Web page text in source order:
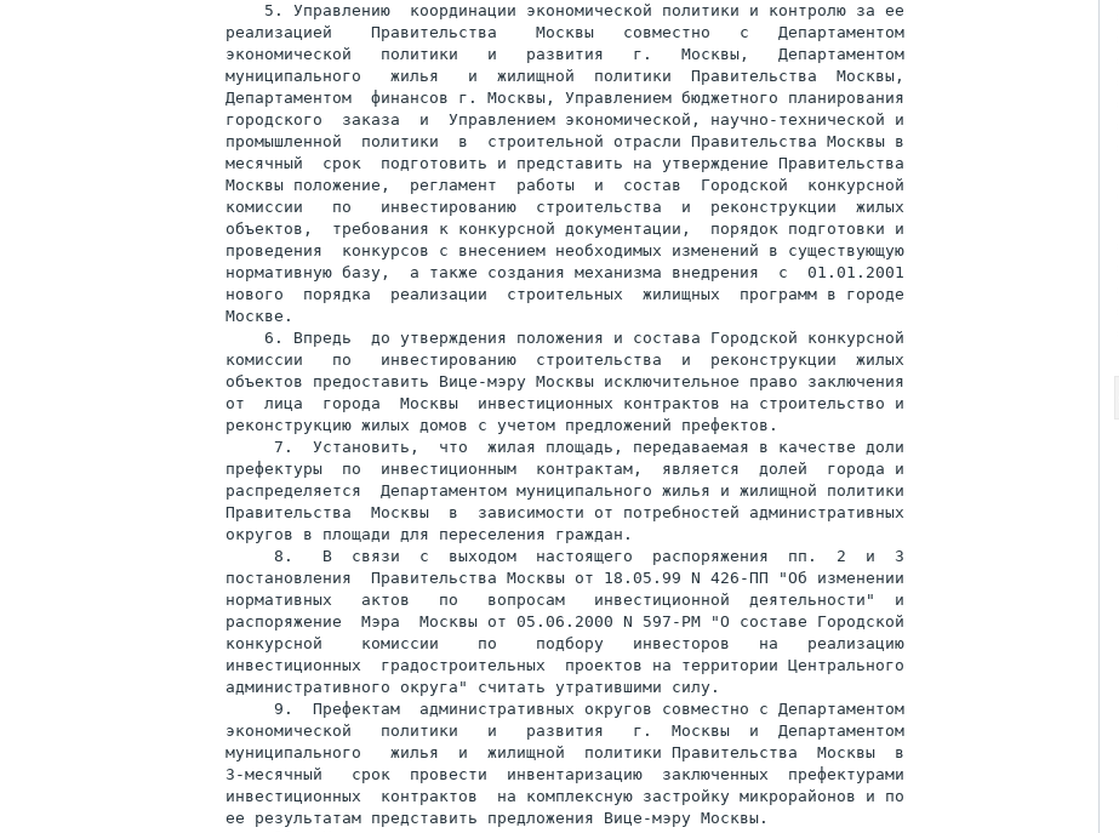
    5. Управлению  координации экономической политики и контролю за ее
реализацией    Правительства    Москвы   совместно   с   Департаментом
экономической   политики   и   развития   г.   Москвы,   Департаментом
муниципального   жилья   и  жилищной  политики  Правительства  Москвы,
Департаментом  финансов г. Москвы, Управлением бюджетного планирования
городского  заказа  и  Управлением экономической, научно-технической и
промышленной  политики  в  строительной отрасли Правительства Москвы в
месячный  срок  подготовить и представить на утверждение Правительства
Москвы положение,  регламент  работы  и  состав  Городской  конкурсной
комиссии   по   инвестированию  строительства  и  реконструкции  жилых
объектов,  требования к конкурсной документации,  порядок подготовки и
проведения  конкурсов с внесением необходимых изменений в существующую
нормативную базу,  а также создания механизма внедрения  с  01.01.2001
нового  порядка  реализации  строительных  жилищных  программ в городе
Москве.
    6. Впредь  до утверждения положения и состава Городской конкурсной
комиссии   по   инвестированию  строительства  и  реконструкции  жилых
объектов предоставить Вице-мэру Москвы исключительное право заключения
от  лица  города  Москвы  инвестиционных контрактов на строительство и
реконструкцию жилых домов с учетом предложений префектов.
     7.  Установить,  что  жилая площадь, передаваемая в качестве доли
префектуры  по  инвестиционным  контрактам,  является  долей  города и
распределяется  Департаментом муниципального жилья и жилищной политики
Правительства  Москвы  в  зависимости от потребностей административных
округов в площади для переселения граждан.
     8.   В  связи  с  выходом  настоящего  распоряжения  пп.  2  и  3
постановления  Правительства Москвы от 18.05.99 N 426-ПП "Об изменении
нормативных   актов   по   вопросам   инвестиционной  деятельности"  и
распоряжение  Мэра  Москвы от 05.06.2000 N 597-РМ "О составе Городской
конкурсной    комиссии    по    подбору   инвесторов   на   реализацию
инвестиционных  градостроительных  проектов на территории Центрального
административного округа" считать утратившими силу.
     9.  Префектам  административных округов совместно с Департаментом
экономической   политики   и   развития   г.  Москвы  и  Департаментом
муниципального   жилья  и  жилищной  политики Правительства  Москвы  в
3-месячный   срок  провести  инвентаризацию  заключенных  префектурами
инвестиционных  контрактов  на комплексную застройку микрорайонов и по
ее результатам представить предложения Вице-мэру Москвы.